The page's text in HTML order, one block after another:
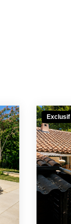
Exclusif